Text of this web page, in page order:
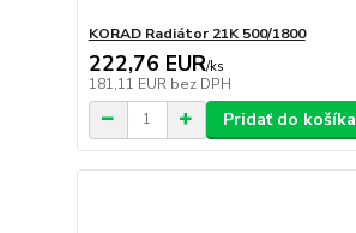
KORAD Radiátor 21K 500/1800
222,76 EUR/ks
181,11 EUR bez DPH
Pridať do košíka